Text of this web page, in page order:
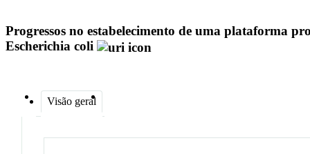
Progressos no estabelecimento de uma plataforma
Escherichia coli
Visão geral